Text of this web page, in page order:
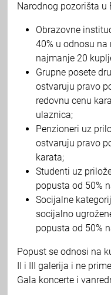
Narodnog pozorišta u
Obrazovne
40% u odnosu
najmanje 20
Grupne posete
ostvaruju pravo
redovnu cenu
ulaznica;
Penzioneri uz
ostvaruju pravo
karata;
Studenti uz
popusta od 50%
Socijalne
socijalno
popusta od 50%
Popust se odnosi na
II i III galerija i ne
Gala koncerte i